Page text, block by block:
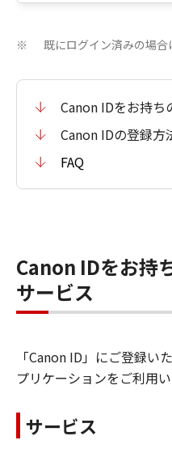
※ 既にログイン済みの場合
Canon IDをお持ち
Canon IDの登録方
FAQ
Canon IDをお持
サービス
「Canon ID」にご登録い
プリケーションをご利用い
サービス